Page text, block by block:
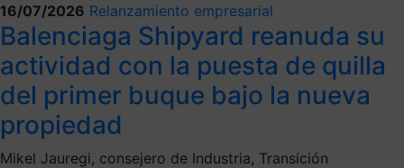
16/07/2026 Relanzamiento empresarial
Balenciaga Shipyard reanuda su
actividad con la puesta de quilla
del primer buque bajo la nueva
propiedad
Mikel Jauregi, consejero de Industria, Transición